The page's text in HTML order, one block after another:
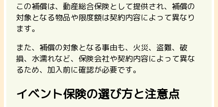
この補償は、動産総合保険として提供され、補償の
対象となる物品や限度額は契約内容によって異なり
ます。
また、補償の対象となる事由も、火災、盗難、破
損、水濡れなど、保険会社や契約内容によって異な
るため、加入前に確認が必要です。
イベント保険の選び方と注意点